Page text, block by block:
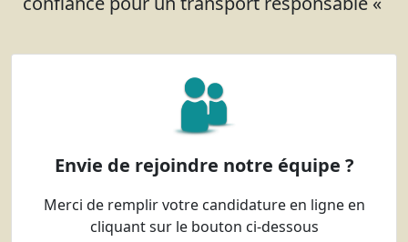
Envie de rejoindre notre équipe ?
Merci de remplir votre candidature en ligne en
cliquant sur le bouton ci-dessous